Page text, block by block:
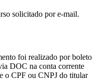
solicitado por e-mail.
foi realizado por boleto
DOC na conta corrente
o CPF ou CNPJ do titular